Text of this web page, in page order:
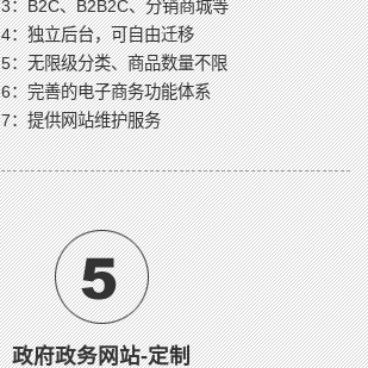
3：B2C、B2B2C、分销商城等
4：独立后台，可自由迁移
5：无限级分类、商品数量不限
6：完善的电子商务功能体系
7：提供网站维护服务
政府政务网站-定制